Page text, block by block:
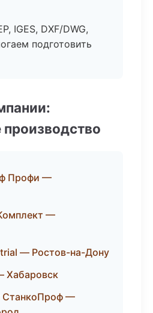
IGES, DXF/DWG,
подготовить
производство
Профи —
—
— Ростов-на-Дону
Хабаровск
СтанкоПроф —